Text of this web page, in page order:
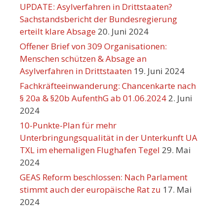
UPDATE: Asylverfahren in Drittstaaten?
Sachstandsbericht der Bundesregierung
erteilt klare Absage 20. Juni 2024
Offener Brief von 309 Organisationen:
Menschen schützen & Absage an
Asylverfahren in Drittstaaten 19. Juni 2024
Fachkräfteeinwanderung: Chancenkarte nach
§ 20a & §20b AufenthG ab 01.06.2024 2. Juni
2024
10-Punkte-Plan für mehr
Unterbringungsqualität in der Unterkunft UA
TXL im ehemaligen Flughafen Tegel 29. Mai
2024
GEAS Reform beschlossen: Nach Parlament
stimmt auch der europäische Rat zu 17. Mai
2024